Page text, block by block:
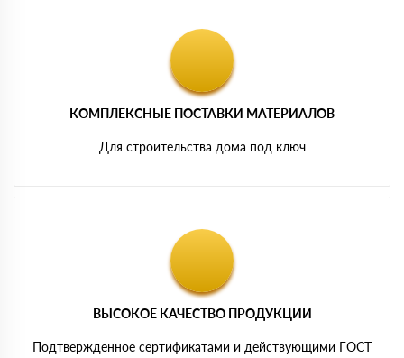
КОМПЛЕКСНЫЕ ПОСТАВКИ МАТЕРИАЛОВ
Для строительства дома под ключ
ВЫСОКОЕ КАЧЕСТВО ПРОДУКЦИИ
Подтвержденное сертификатами и действующими ГОСТ